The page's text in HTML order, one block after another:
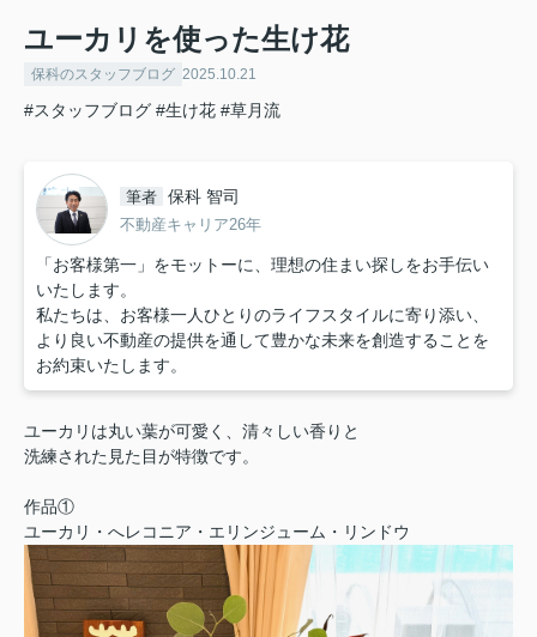
ユーカリを使った生け花
保科のスタッフブログ 2025.10.21
#スタッフブログ #生け花 #草月流
筆者 保科 智司
不動産キャリア26年
「お客様第一」をモットーに、理想の住まい探しをお手伝い
いたします。
私たちは、お客様一人ひとりのライフスタイルに寄り添い、
より良い不動産の提供を通して豊かな未来を創造することを
お約束いたします。
ユーカリは丸い葉が可愛く、清々しい香りと
洗練された見た目が特徴です。
作品①
ユーカリ・へレコニア・エリンジューム・リンドウ